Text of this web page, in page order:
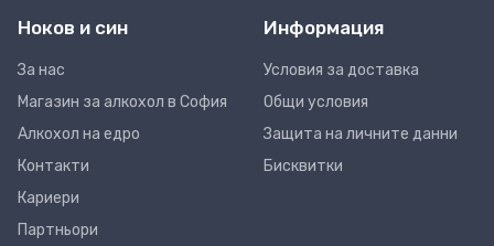
Ноков и син
За нас
Магазин за алкохол в София
Алкохол на едро
Контакти
Кариери
Партньори
Информация
Условия за доставка
Общи условия
Защита на личните данни
Бисквитки